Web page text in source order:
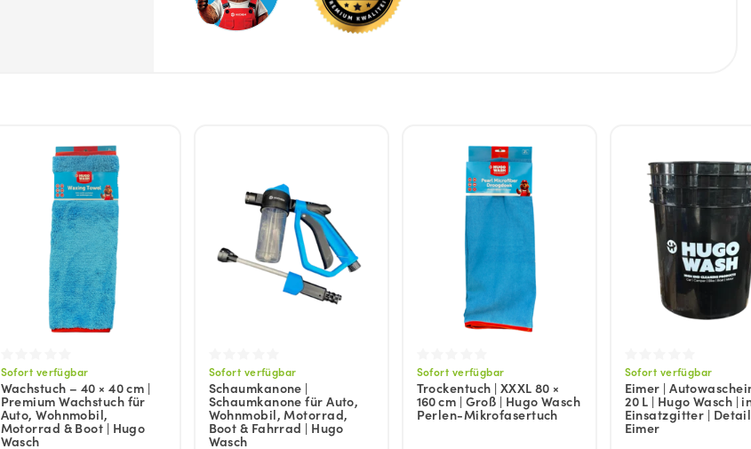
Sofort verfügbar
Wachstuch – 40 × 40 cm |
Premium Wachstuch für
Auto, Wohnmobil,
Motorrad & Boot | Hugo
Wasch
Sofort verfügbar
Schaumkanone |
Schaumkanone für Auto,
Wohnmobil, Motorrad,
Boot & Fahrrad | Hugo
Wasch
Sofort verfügbar
Trockentuch | XXXL 80 ×
160 cm | Groß | Hugo Wasch
Perlen-Mikrofasertuch
Sofort verfügbar
Eimer |
20 L | Hugo Wasch |
Einsatzgitter |
Eimer